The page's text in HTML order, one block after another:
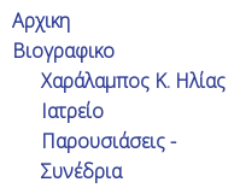
Αρχικη
Βιογραφικο
Χαράλαμπος Κ. Ηλίας
Ιατρείο
Παρουσιάσεις -
Συνέδρια